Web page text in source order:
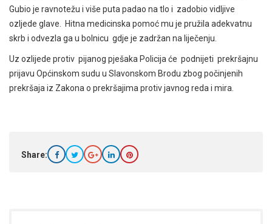
Gubio je ravnotežu i više puta padao na tlo i zadobio vidljive
ozljede glave. Hitna medicinska pomoć mu je pružila adekvatnu
skrb i odvezla ga u bolnicu gdje je zadržan na liječenju.
Uz ozlijede protiv pijanog pješaka Policija će podnijeti prekršajnu
prijavu Općinskom sudu u Slavonskom Brodu zbog počinjenih
prekršaja iz Zakona o prekršajima protiv javnog reda i mira.
Share: